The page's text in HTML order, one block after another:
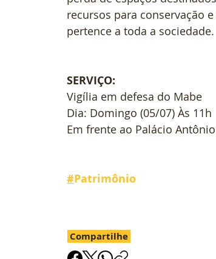
recursos para conservação
pertence a toda a sociedade.
SERVIÇO:
Vigília em defesa do Mabe
Dia: Domingo (05/07) Às 11h
Em frente ao Palácio
#Patrimônio
Compartilhe